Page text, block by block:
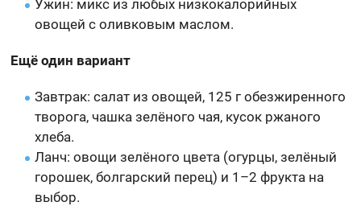
Ужин: микс из любых низкокалорийных
овощей с оливковым маслом.
Ещё один вариант
Завтрак: салат из овощей, 125 г обезжиренного
творога, чашка зелёного чая, кусок ржаного
хлеба.
Ланч: овощи зелёного цвета (огурцы, зелёный
горошек, болгарский перец) и 1–2 фрукта на
выбор.